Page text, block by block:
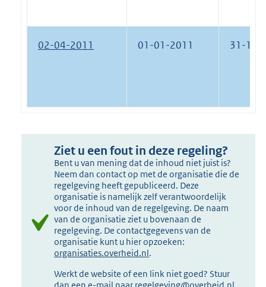
02-04-2011 01-01-2011 31-12-
Ziet u een fout in deze regeling?
Bent u van mening dat de inhoud niet juist is?
Neem dan contact op met de organisatie die de
regelgeving heeft gepubliceerd. Deze
organisatie is namelijk zelf verantwoordelijk
voor de inhoud van de regelgeving. De naam
van de organisatie ziet u bovenaan de
regelgeving. De contactgegevens van de
organisatie kunt u hier opzoeken:
organisaties.overheid.nl.
Werkt de website of een link niet goed? Stuur